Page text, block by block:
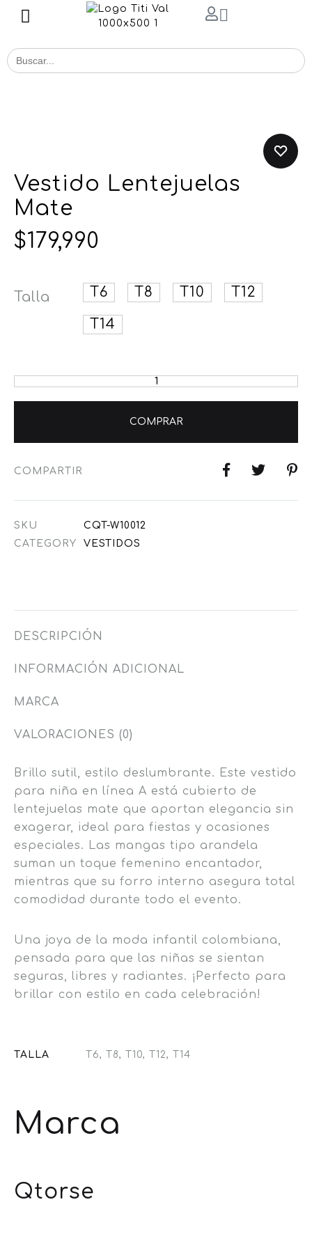
Buscar
for:
Vestido Lentejuelas
Mate
$179,990
Talla T6 T8 T10
T12
T14
COMPRAR
COMPARTIR
SKU
CQT-W10012
CATEGORY
VESTIDOS
DESCRIPCIÓN
INFORMACIÓN ADICIONAL
MARCA
VALORACIONES (0)
Brillo sutil, estilo deslumbrante. Este vestido
para niña en línea A está cubierto de
lentejuelas mate que aportan elegancia sin
exagerar, ideal para fiestas y ocasiones
especiales. Las mangas tipo arandela
suman un toque femenino encantador,
mientras que su forro interno asegura total
comodidad durante todo el evento.
Una joya de la moda infantil colombiana,
pensada para que las niñas se sientan
seguras, libres y radiantes. ¡Perfecto para
brillar con estilo en cada celebración!
TALLA T6, T8, T10, T12, T14
Marca
Qtorse